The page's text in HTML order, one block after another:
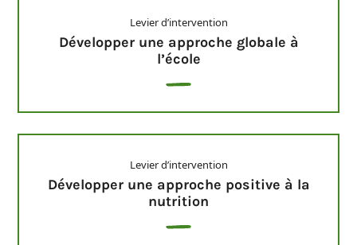
Levier d’intervention
Développer une approche globale à
l’école
Levier d’intervention
Développer une approche positive à la
nutrition